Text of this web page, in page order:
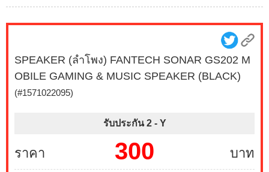
SPEAKER (ลำโพง) FANTECH SONAR GS202 M
OBILE GAMING & MUSIC SPEAKER (BLACK)
(#1571022095)
รับประกัน 2 - Y
ราคา บาท
300